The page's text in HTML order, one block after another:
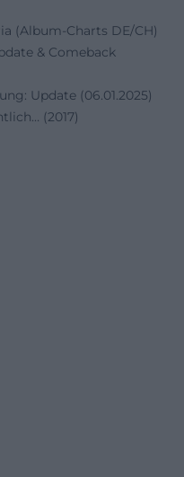
(Album-Charts DE/CH)
& Comeback
Update (06.01.2025)
(2017)